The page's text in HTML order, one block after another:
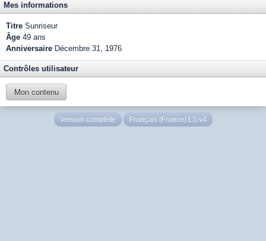
Mes informations
Titre Sunriseur
Âge 49 ans
Anniversaire Décembre 31, 1976
Contrôles utilisateur
Mon contenu
Version complète Français (France) LS v4